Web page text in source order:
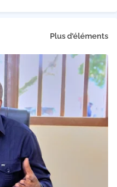
Plus d'éléments